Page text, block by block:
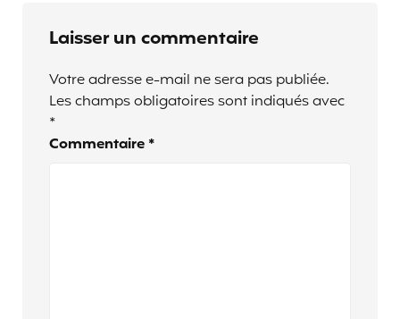
Laisser un commentaire
Votre adresse e-mail ne sera pas publiée.
Les champs obligatoires sont indiqués avec
*
Commentaire *